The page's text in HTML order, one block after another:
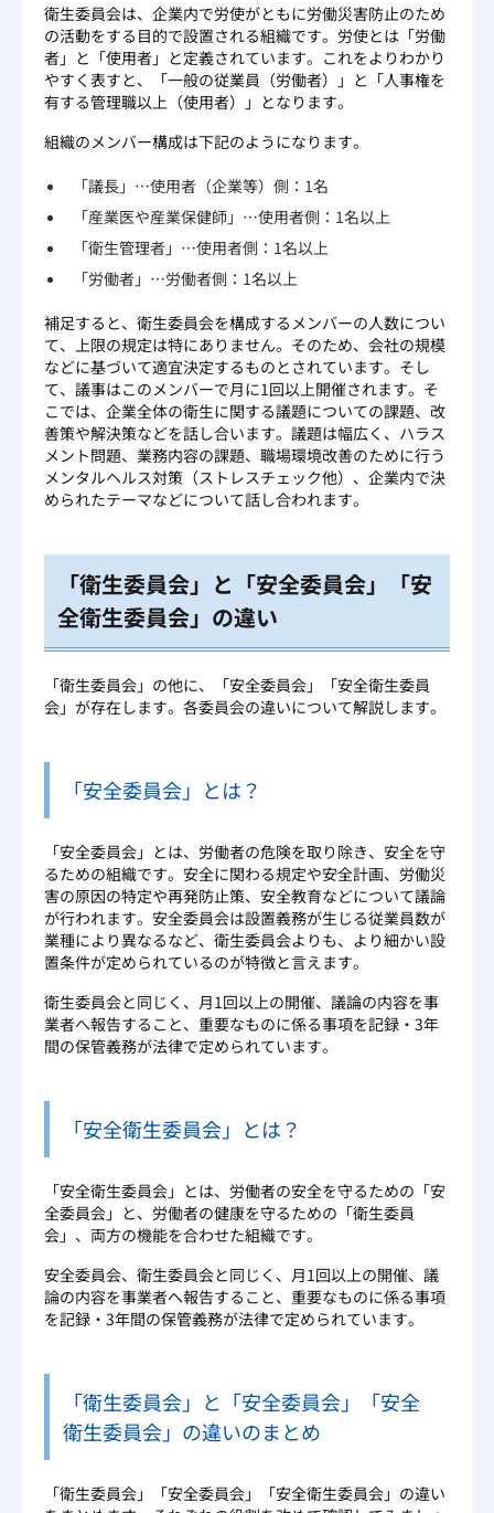
衛生委員会は、企業内で労使がともに労働災害防止のため
の活動をする目的で設置される組織です。労使とは「労働
者」と「使用者」と定義されています。これをよりわかり
やすく表すと、「一般の従業員（労働者）」と「人事権を
有する管理職以上（使用者）」となります。
組織のメンバー構成は下記のようになります。
「議長」…使用者（企業等）側：1名
「産業医や産業保健師」…使用者側：1名以上
「衛生管理者」…使用者側：1名以上
「労働者」…労働者側：1名以上
補足すると、衛生委員会を構成するメンバーの人数につい
て、上限の規定は特にありません。そのため、会社の規模
などに基づいて適宜決定するものとされています。そし
て、議事はこのメンバーで月に1回以上開催されます。そ
こでは、企業全体の衛生に関する議題についての課題、改
善策や解決策などを話し合います。議題は幅広く、ハラス
メント問題、業務内容の課題、職場環境改善のために行う
メンタルヘルス対策（ストレスチェック他）、企業内で決
められたテーマなどについて話し合われます。
「衛生委員会」と「安全委員会」「安
全衛生委員会」の違い
「衛生委員会」の他に、「安全委員会」「安全衛生委員
会」が存在します。各委員会の違いについて解説します。
「安全委員会」とは？
「安全委員会」とは、労働者の危険を取り除き、安全を守
るための組織です。安全に関わる規定や安全計画、労働災
害の原因の特定や再発防止策、安全教育などについて議論
が行われます。安全委員会は設置義務が生じる従業員数が
業種により異なるなど、衛生委員会よりも、より細かい設
置条件が定められているのが特徴と言えます。
衛生委員会と同じく、月1回以上の開催、議論の内容を事
業者へ報告すること、重要なものに係る事項を記録・3年
間の保管義務が法律で定められています。
「安全衛生委員会」とは？
「安全衛生委員会」とは、労働者の安全を守るための「安
全委員会」と、労働者の健康を守るための「衛生委員
会」、両方の機能を合わせた組織です。
安全委員会、衛生委員会と同じく、月1回以上の開催、議
論の内容を事業者へ報告すること、重要なものに係る事項
を記録・3年間の保管義務が法律で定められています。
「衛生委員会」と「安全委員会」「安全
衛生委員会」の違いのまとめ
「衛生委員会」「安全委員会」「安全衛生委員会」の違い